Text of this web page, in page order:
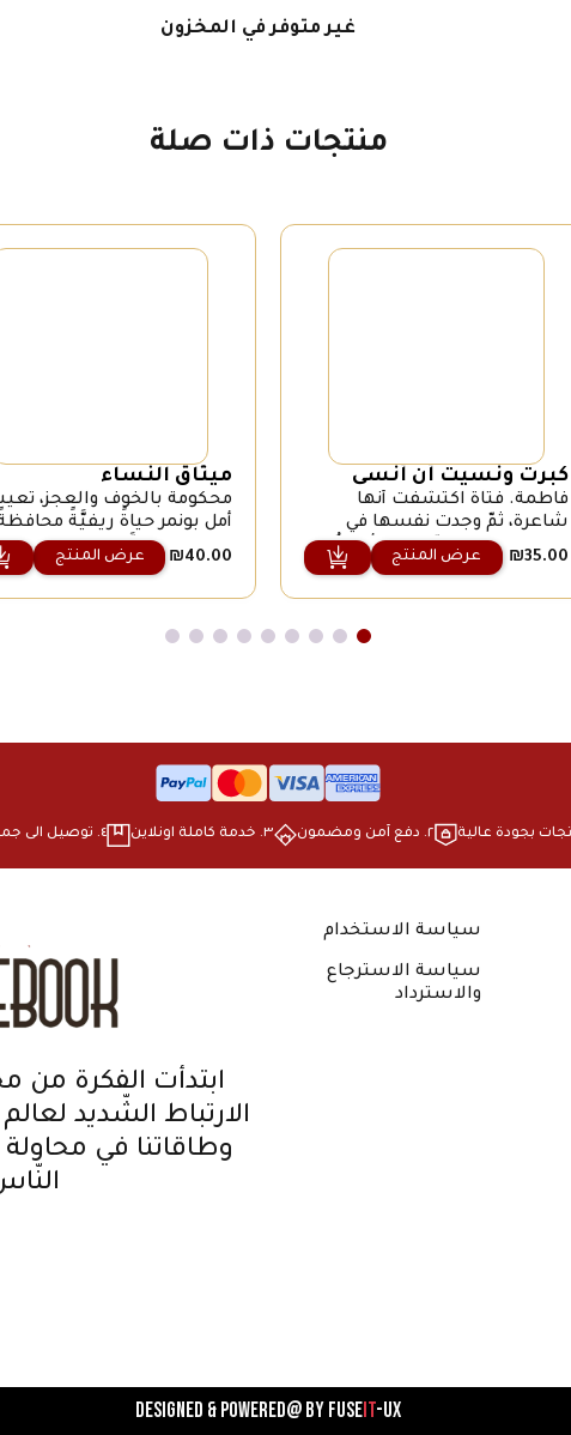
غير متوفر في المخزون
منتجات ذات صلة
كبرت ونسيت أن أنسى
فاطمة. فتاةٌ اكتشفت أنها
شاعرة، ثمّ وجدت نفسها في
مواجهةِ عالمٍ يكرّس كلّ أذرعهُ من
أجل انتزاع هذا الشيء منها،
هو، أين تكمنُ الخطورة في امرأة
₪35.00 عرض المنتج
ميثاق النّساء
محكومةٌ بالخوف والعجز،
أمل بونمر حياةً ريفيَّةً
قريتها الدرزيَّة في جبل لبنان،
حيث يهرب العديد من أسئلة
المشايخ ويعمل حدَّادًا،
₪40.00 عرض المنتج
٢. ⁠دفع آمن ومضمون ٣. ⁠خدمة كاملة اونلاين ٤. ⁠توصيل الى جميع انحاء البلاد
سياسة الاستخدام
سياسة الاسترجاع
والاسترداد
ابتدأت الفكرة من
الارتباط الشّديد
وطاقاتنا في
Designed & powered@ byFUSEIT-UX